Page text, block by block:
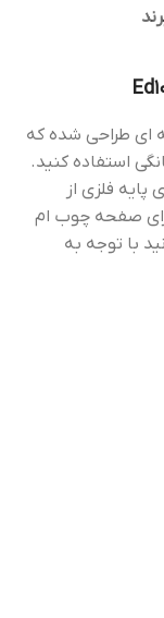
ای طراحی شده که
استفاده کنید.
فلزی از
صفحه چوب ام
با توجه به